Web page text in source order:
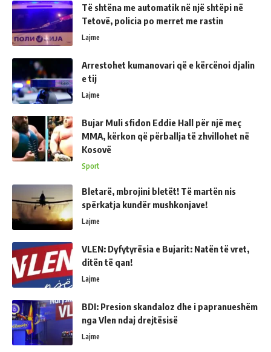
Të shtëna me automatik në një shtëpi në
Tetovë, policia po merret me rastin
Lajme
Arrestohet kumanovari që e kërcënoi djalin
e tij
Lajme
Bujar Muli sfidon Eddie Hall për një meç
MMA, kërkon që përballja të zhvillohet në
Kosovë
Sport
Bletarë, mbrojini bletët! Të martën nis
spërkatja kundër mushkonjave!
Lajme
VLEN: Dyfytyrësia e Bujarit: Natën të vret,
ditën të qan!
Lajme
BDI: Presion skandaloz dhe i papranueshëm
nga Vlen ndaj drejtësisë
Lajme